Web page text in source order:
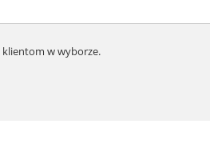
w wyborze.